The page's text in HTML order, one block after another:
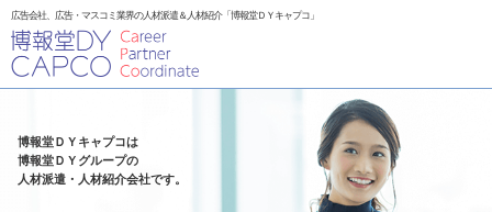
広告会社、広告・マスコミ業界の人材派遣＆人材紹介「博報堂ＤＹキャプコ」
博報堂ＤＹキャプコは
博報堂ＤＹグループの
人材派遣・人材紹介会社です。